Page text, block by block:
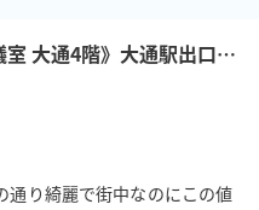
（通常営業中）《あいあい会議室 大通4階》大通駅出口18から30秒！最大14名収容！プロジェクター、Wi-Fi、ホワイトボード完備
通り綺麗で街中なのにこの値